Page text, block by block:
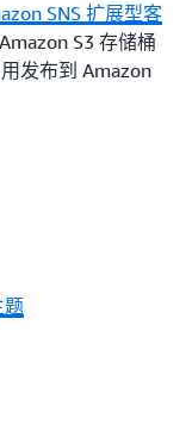
SNS 扩展型客
S3 存储桶
发布到 Amazon
题